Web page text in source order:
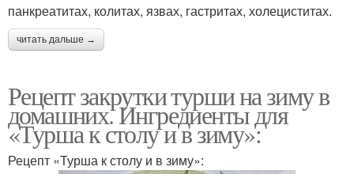
панкреатитах, колитах, язвах, гастритах, холециститах.
читать дальше →
Рецепт закрутки турши на зиму в
домашних. Ингредиенты для
«Турша к столу и в зиму»:
Рецепт «Турша к столу и в зиму»: